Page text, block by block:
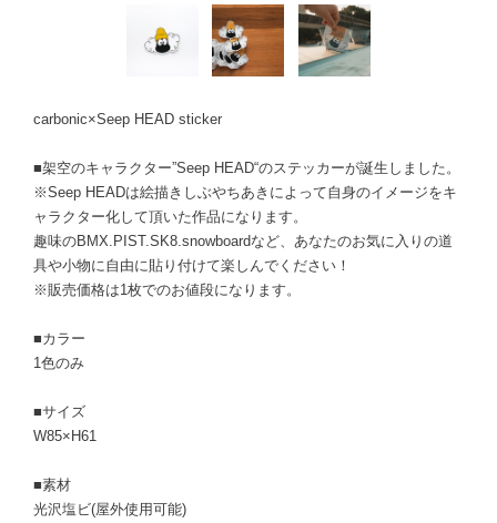
carbonic×Seep HEAD sticker
■架空のキャラクター”Seep HEAD“のステッカーが誕生しました。
※Seep HEADは絵描きしぶやちあきによって自身のイメージをキ
ャラクター化して頂いた作品になります。
趣味のBMX.PIST.SK8.snowboardなど、あなたのお気に入りの道
具や小物に自由に貼り付けて楽しんでください！
※販売価格は1枚でのお値段になります。
■カラー
1色のみ
■サイズ
W85×H61
■素材
光沢塩ビ(屋外使用可能)